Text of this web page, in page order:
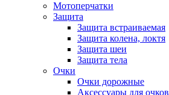
Мотоперчатки
Защита
Защита встраиваемая
Защита колена, локтя
Защита шеи
Защита тела
Очки
Очки дорожные
Аксессуары для очков